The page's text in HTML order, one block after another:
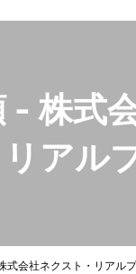
- 株式
アル
式会社ネクスト・リアル